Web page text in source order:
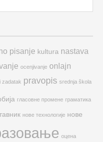
pisanje kultura nastava
ocenjivanje onlajn
zadatak pravopis srednja škola
гласовне промене граматика
нове технологије нове
оцена